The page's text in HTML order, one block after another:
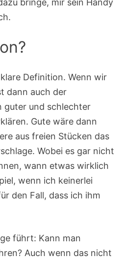
bringe, mir sein Handy
Definition. Wenn wir
dann auch der
guter und schlechter
Gute wäre dann
aus freien Stücken das
Wobei es gar nicht
wann etwas wirklich
wenn ich keinerlei
den Fall, dass ich ihm
führt: Kann man
Auch wenn das nicht